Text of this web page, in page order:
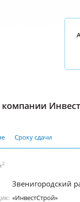
Сроку сдачи
2
Звенигородский
«ИнвестСтрой»